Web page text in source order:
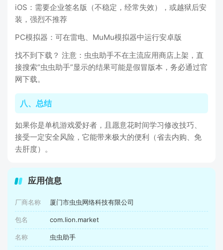
iOS：需要企业签名版（不稳定，经常失效），或越狱后安
装，强烈不推荐
PC模拟器：可在雷电、MuMu模拟器中运行安卓版
找不到下载？ 注意：虫虫助手不在主流应用商店上架，直
接搜索“虫虫助手”显示的结果可能是假冒版本，务必通过官
网下载。
八、总结
如果你是单机游戏爱好者，且愿意花时间学习修改技巧、
接受一定安全风险，它能带来极大的便利（省去内购、免
去肝度）。
应用信息
厂商名称 厦门市虫虫网络科技有限公司
包名 com.lion.market
名称 虫虫助手